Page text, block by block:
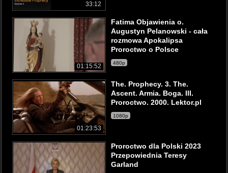
33:12
01:15:52
Fatima Objawienia o.
Augustyn Pelanowski - cała
rozmowa Apokalipsa
Proroctwo o Polsce
480p
01:23:53
The. Prophecy. 3. The.
Ascent. Armia. Boga. III.
Proroctwo. 2000. Lektor.pl
1080p
Proroctwo dla Polski 2023
Przepowiednia Teresy
Garland